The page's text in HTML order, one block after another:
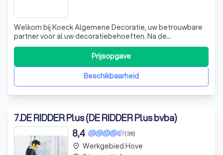
Welkom bij Koeck Algemene Decoratie, uw betrouwbare
partner voor al uw decoratiebehoeften. Na de
succesvolle fusie van Koeck bv en Sys Verven, hebben we
onze krachten gebundeld om u een nog betere service te
bieden. Onze winkels zijn uw one-stop-shop voor de
aankoop van verven en materialen, technis
Beschikbaarheid
Prijsopgave
7.DE RIDDER Plus (DE RIDDER Plus bvba)
(38)
8,4
place Werkgebied Hove